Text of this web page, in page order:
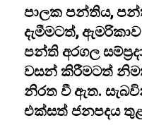
පාලක පන්තිය,
දැමීමටත්,
පන්ති අරගල
වසන් කිරීමටත්
නිරත වී ඇත.
එක්සත් ජනපදය